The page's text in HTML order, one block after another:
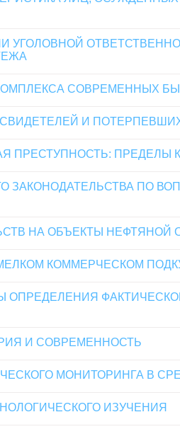
УГОЛОВНОЙ
СОВРЕМЕННЫХ
И
ПРЕСТУПНОСТЬ: ПРЕДЕЛЫ
ЗАКОНОДАТЕЛЬСТВА ПО
НА ОБЪЕКТЫ НЕФТЯНОЙ
КОММЕРЧЕСКОМ
ОПРЕДЕЛЕНИЯ
И СОВРЕМЕННОСТЬ
МОНИТОРИНГА В
ИЗУЧЕНИЯ